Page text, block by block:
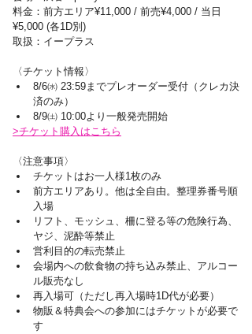
料金：前方エリア¥11,000 / 前売¥4,000 / 当日
¥5,000 (各1D別)
取扱：イープラス
〈チケット情報〉
8/6㈬ 23:59までプレオーダー受付（クレカ決
済のみ）
8/9㈯ 10:00より一般発売開始
>チケット購入はこちら
〈注意事項〉
チケットはお一人様1枚のみ
前方エリアあり。他は全自由。整理券番号順
入場
リフト、モッシュ、柵に登る等の危険行為、
ヤジ、泥酔等禁止
営利目的の転売禁止
会場内への飲食物の持ち込み禁止、アルコー
ル販売なし
再入場可（ただし再入場時1D代が必要）
物販＆特典会への参加にはチケットが必要で
す